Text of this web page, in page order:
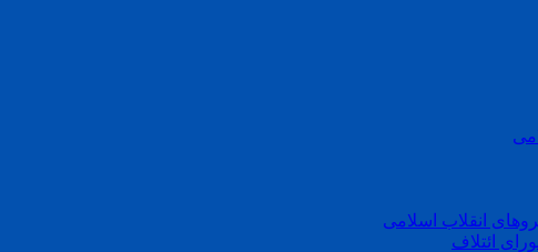
انقلاب اسلامی
ائتلاف